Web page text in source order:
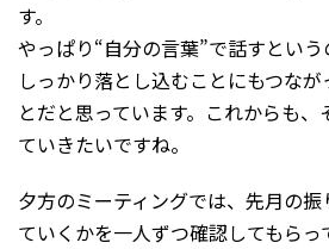
す。
やっぱり“自分の言葉”で話すとい
しっかり落とし込むことにもつな
とだと思っています。これからも
ていきたいですね。
夕方のミーティングでは、先月の
ていくかを一人ずつ確認してもらっ